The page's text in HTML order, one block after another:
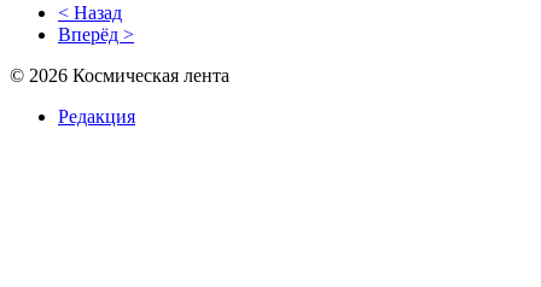
< Назад
Вперёд >
© 2026 Космическая лента
Редакция